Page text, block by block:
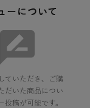
ーについて
ていただき、ご購
だいた商品につい
投稿が可能です。